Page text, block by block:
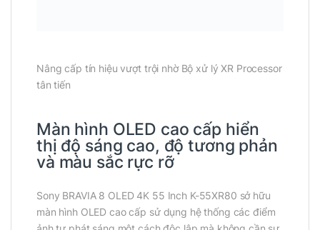
Nâng cấp tín hiệu vượt trội nhờ Bộ xử lý XR Processor
tân tiến
Màn hình OLED cao cấp hiển
thị độ sáng cao, độ tương phản
và màu sắc rực rỡ
Sony BRAVIA 8 OLED 4K 55 Inch K-55XR80 sở hữu
màn hình OLED cao cấp sử dụng hệ thống các điểm